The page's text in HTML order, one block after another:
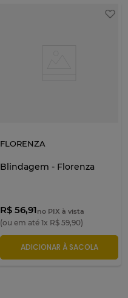
FLORENZA
Blindagem - Florenza
R$ 56,91no PIX à vista
(ou em até 1x R$ 59,90)
ADICIONAR À SACOLA